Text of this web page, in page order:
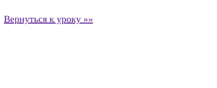
Вернуться к уроку »»